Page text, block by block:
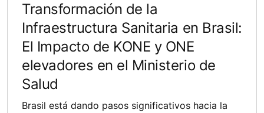
Transformación de la
Infraestructura Sanitaria en Brasil:
El Impacto de KONE y ONE
elevadores en el Ministerio de
Salud
Brasil está dando pasos significativos hacia la